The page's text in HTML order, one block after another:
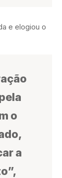
e elogiou o
o
a